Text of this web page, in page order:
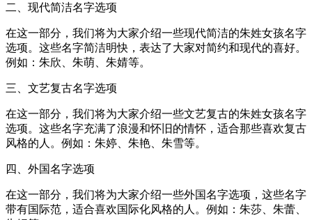
二、现代简洁名字选项
在这一部分，我们将为大家介绍一些现代简洁的朱姓女孩名字
选项。这些名字简洁明快，表达了大家对简约和现代的喜好。
例如：朱欣、朱萌、朱婧等。
三、文艺复古名字选项
在这一部分，我们将为大家介绍一些文艺复古的朱姓女孩名字
选项。这些名字充满了浪漫和怀旧的情怀，适合那些喜欢复古
风格的人。例如：朱婷、朱艳、朱雪等。
四、外国名字选项
在这一部分，我们将为大家介绍一些外国名字选项，这些名字
带有国际范，适合喜欢国际化风格的人。例如：朱莎、朱蕾、